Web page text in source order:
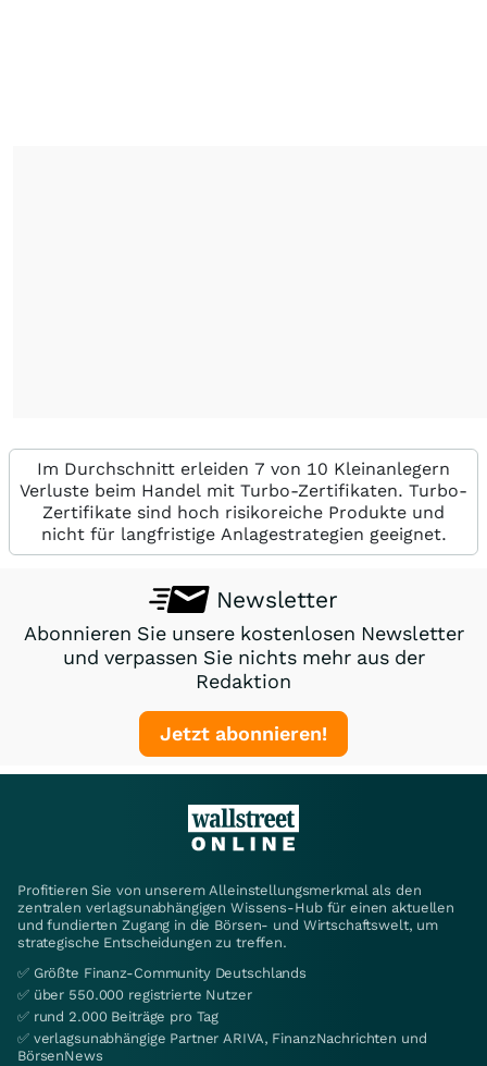
Im Durchschnitt erleiden 7 von 10 Kleinanlegern
Verluste beim Handel mit Turbo-Zertifikaten. Turbo-
Zertifikate sind hoch risikoreiche Produkte und
nicht für langfristige Anlagestrategien geeignet.
Newsletter
Abonnieren Sie unsere kostenlosen Newsletter
und verpassen Sie nichts mehr aus der
Redaktion
Jetzt abonnieren!
Profitieren Sie von unserem Alleinstellungsmerkmal als den
zentralen verlagsunabhängigen Wissens-Hub für einen aktuellen
und fundierten Zugang in die Börsen- und Wirtschaftswelt, um
strategische Entscheidungen zu treffen.
✅ Größte Finanz-Community Deutschlands
✅ über 550.000 registrierte Nutzer
✅ rund 2.000 Beiträge pro Tag
✅ verlagsunabhängige Partner ARIVA, FinanzNachrichten und
BörsenNews